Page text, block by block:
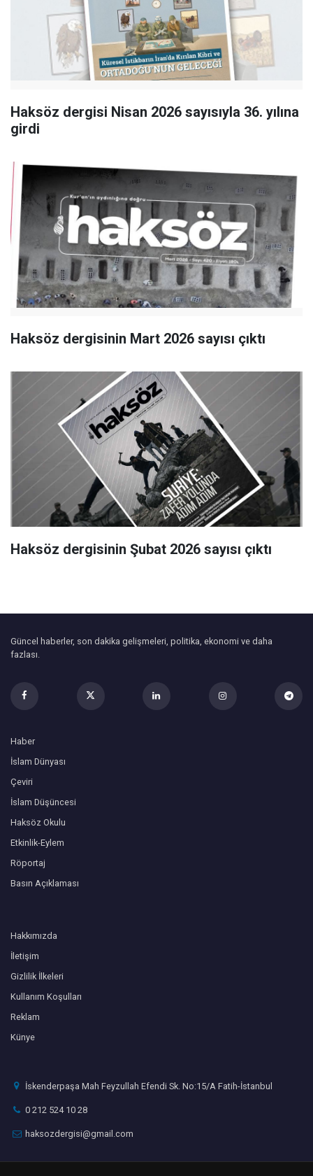
Haksöz dergisi Nisan 2026 sayısıyla 36. yılına
girdi
Haksöz dergisinin Mart 2026 sayısı çıktı
Haksöz dergisinin Şubat 2026 sayısı çıktı
Güncel haberler, son dakika gelişmeleri, politika, ekonomi ve daha
fazlası.
Haber
İslam Dünyası
Çeviri
İslam Düşüncesi
Haksöz Okulu
Etkinlik-Eylem
Röportaj
Basın Açıklaması
Hakkımızda
İletişim
Gizlilik İlkeleri
Kullanım Koşulları
Reklam
Künye
İskenderpaşa Mah Feyzullah Efendi Sk. No:15/A Fatih-İstanbul
0 212 524 10 28
haksozdergisi@gmail.com